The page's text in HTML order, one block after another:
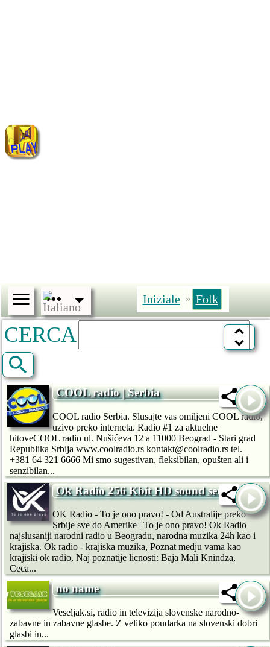
Iniziale » Folk
CERCA
COOL radio | Serbia
COOL radio Serbia. Slusajte vas omiljeni COOL radio,
uzivo preko interneta. Radio #1 za aktuelne
hitoveCOOL radio ul. Nušićeva 12 a 11000 Beograd - Stari grad
Republika Srbija www.coolradio.rs kontakt@coolradio.rs tel.
+381 64 321 6666 Mi smo sugestivan, fleksibilan, opušten ali i
senzibilan...
Ok Radio 256 Kbit HD sound server
OK Radio - To je ono pravo! - Od Australije preko
Srbije sve do Amerike | To je ono pravo! Ok Radio
najslusaniji narodni radio u Beogradu, narodna muzika 24h kao i
krajiska. Ok radio - krajiska muzika, Poznat medju vama kao
krajiski ok radio, Naj poznatije licnosti: Baja Mali Knindza,
Ceca...
no name
Veseljak.si, radio in televizija slovenske narodno-
zabavne in zabavne glasbe. Z veliko poudarka na slovenski dobri
glasbi in...